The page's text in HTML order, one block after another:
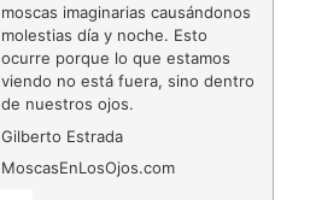
moscas imaginarias causándonos
molestias día y noche. Esto
ocurre porque lo que estamos
viendo no está fuera, sino dentro
de nuestros ojos.
Gilberto Estrada
MoscasEnLosOjos.com